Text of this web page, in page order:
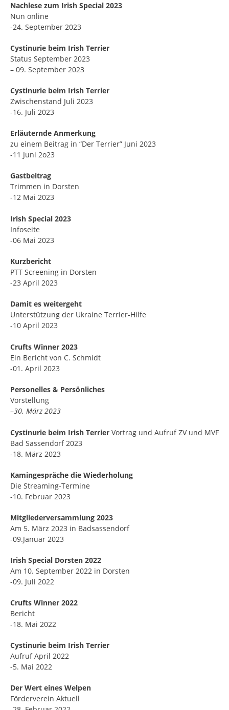
Nachlese zum Irish Special 2023
Nun online
-24. September 2023
Cystinurie beim Irish Terrier
Status September 2023
– 09. September 2023
Cystinurie beim Irish Terrier
Zwischenstand Juli 2023
-16. Juli 2023
Erläuternde Anmerkung
zu einem Beitrag in “Der Terrier” Juni 2023
-11 Juni 2o23
Gastbeitrag
Trimmen in Dorsten
-12 Mai 2023
Irish Special 2023
Infoseite
-06 Mai 2023
Kurzbericht
PTT Screening in Dorsten
-23 April 2023
Damit es weitergeht
Unterstützung der Ukraine Terrier-Hilfe
-10 April 2023
Crufts Winner 2023
Ein Bericht von C. Schmidt
-01. April 2023
Personelles & Persönliches
Vorstellung
–30. März 2023
Cystinurie beim Irish Terrier Vortrag und Aufruf ZV und MVF
Bad Sassendorf 2023
-18. März 2023
Kamingespräche die Wiederholung
Die Streaming-Termine
-10. Februar 2023
Mitgliederversammlung 2023
Am 5. März 2023 in Badsassendorf
-09.Januar 2023
Irish Special Dorsten 2022
Am 10. September 2022 in Dorsten
-09. Juli 2022
Crufts Winner 2022
Bericht
-18. Mai 2022
Cystinurie beim Irish Terrier
Aufruf April 2022
-5. Mai 2022
Der Wert eines Welpen
Förderverein Aktuell